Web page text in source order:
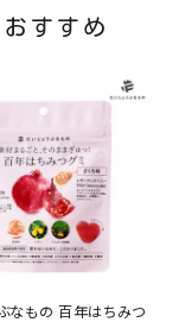
すすめ
なもの 百年はちみつ